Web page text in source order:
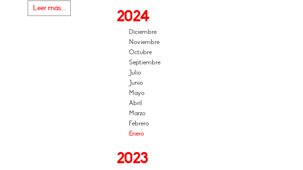
Leer más... 2024
Diciembre
Noviembre
Octubre
Septiembre
Julio
Junio
Mayo
Abril
Marzo
Febrero
Enero
2023